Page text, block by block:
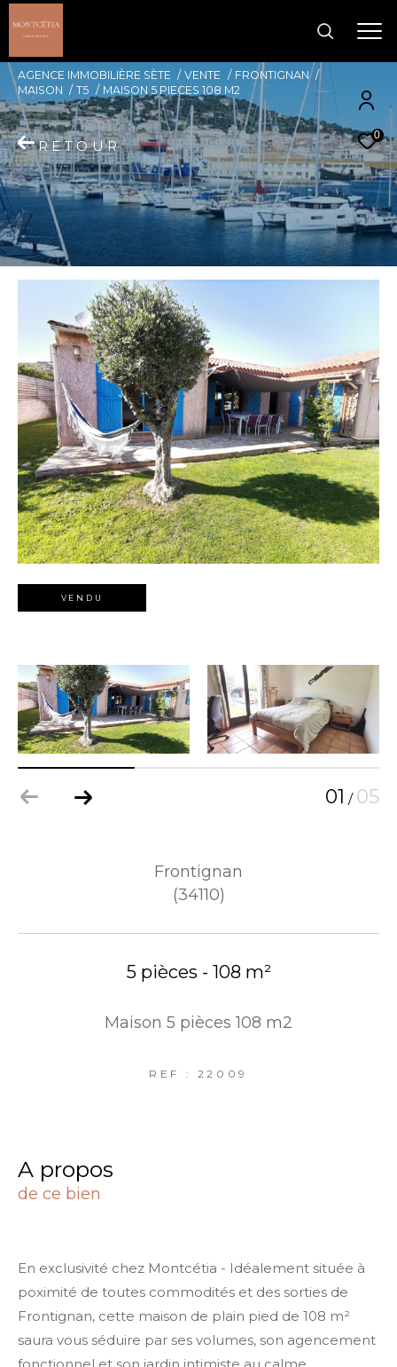
0
AGENCE IMMOBILIÈRE SÈTE VENTE
FRONTIGNAN
MAISON
T5 MAISON 5 PIECES 108 M2
RETOUR
VENDU
01 / 05
Frontignan
(34110)
5 pièces - 108 m²
Maison 5 pièces 108 m2
REF : 22009
a propos
de ce bien
En exclusivité chez Montcétia - Idéalement située à
poximité de toutes commodités et des sorties de
Frontignan, cette maison de plain pied de 108 m²
saura vous séduire par ses volumes, son agencement
fonctionnel et son jardin intimiste au calme.